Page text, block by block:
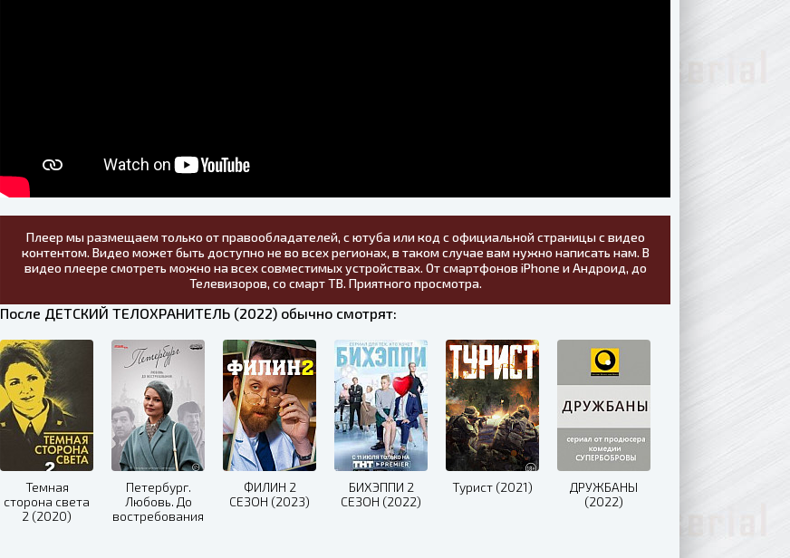
Плеер мы размещаем только от правообладателей, с ютуба или код с официальной страницы с видео
контентом. Видео может быть доступно не во всех регионах, в таком случае вам нужно написать нам. В
видео плеере смотреть можно на всех совместимых устройствах. От смартфонов iPhone и Андроид, до
Телевизоров, со смарт ТВ. Приятного просмотра.
После ДЕТСКИЙ ТЕЛОХРАНИТЕЛЬ (2022) обычно смотрят:
Темная
сторона света
2 (2020)
Петербург.
Любовь. До
востребования
ФИЛИН 2
СЕЗОН (2023)
БИХЭППИ 2
СЕЗОН (2022)
Турист (2021)
ДРУЖБАНЫ
(2022)